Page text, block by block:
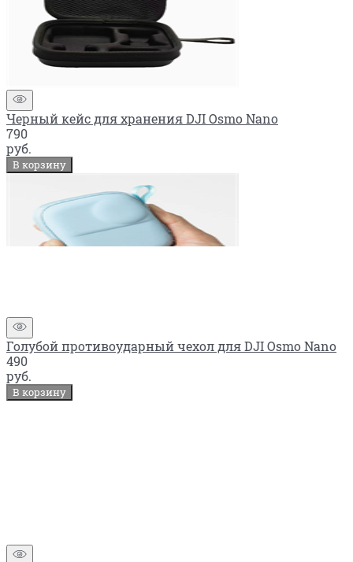
Черный кейс для хранения DJI Osmo Nano
790
руб.
В корзину
Голубой противоударный чехол для DJI Osmo Nano
490
руб.
В корзину